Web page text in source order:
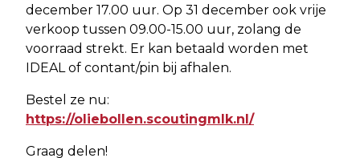
december 17.00 uur. Op 31 december ook vrije
verkoop tussen 09.00-15.00 uur, zolang de
voorraad strekt. Er kan betaald worden met
IDEAL of contant/pin bij afhalen.
Bestel ze nu:
https://oliebollen.scoutingmlk.nl/
Graag delen!